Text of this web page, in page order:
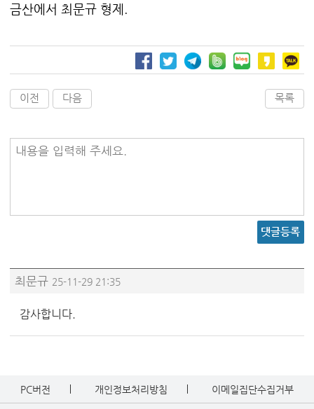
금산에서 최문규 형제.
이전 다음 목록
내용을 입력해 주세요.
댓글등록
최문규 25-11-29 21:35
감사합니다.
PC버전 개인정보처리방침 이메일집단수집거부